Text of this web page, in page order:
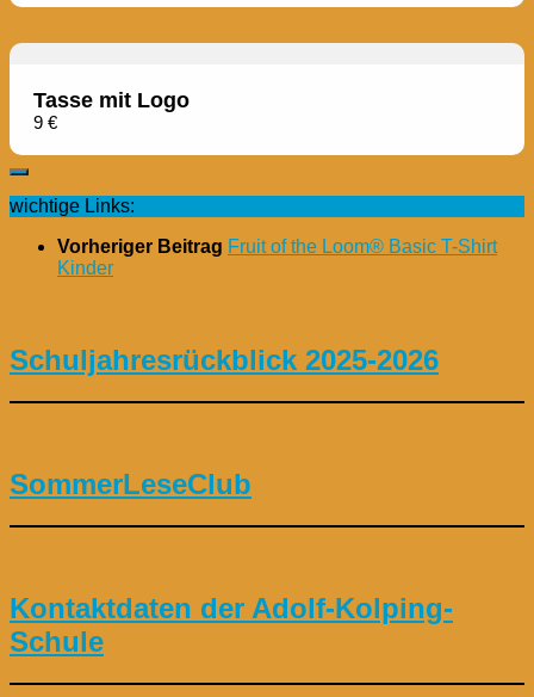
Tasse mit Logo
9 €
wichtige Links:
Vorheriger Beitrag Fruit of the Loom® Basic T-Shirt
Kinder
Schuljahresrückblick 2025-2026
SommerLeseClub
Kontaktdaten der Adolf-Kolping-
Schule